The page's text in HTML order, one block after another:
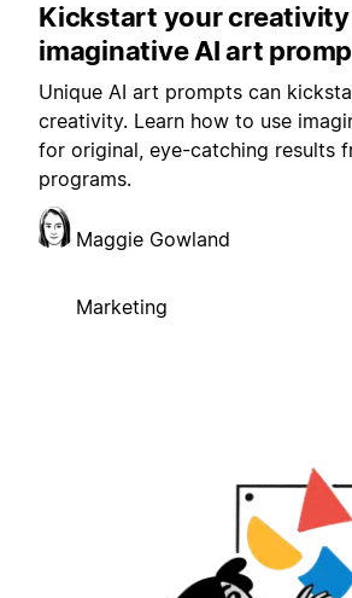
Kickstart your
imaginative AI art
Unique AI art prompts can
creativity. Learn how to use
for original, eye-catching results
programs.
Maggie Gowland
Marketing